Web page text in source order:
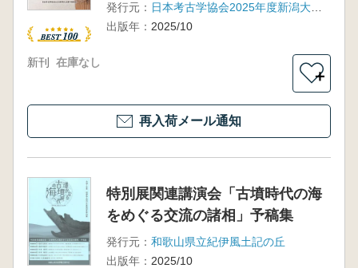
発行元：
日本考古学協会2025年度新潟大会実行委員会
出版年： 2025/10
新刊 在庫なし
＋
再入荷メール通知
特別展関連講演会「古墳時代の海
をめぐる交流の諸相」予稿集
発行元： 和歌山県立紀伊風土記の丘
出版年： 2025/10